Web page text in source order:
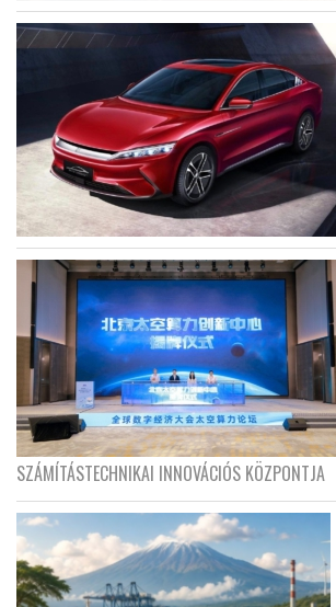
SZÁMÍTÁSTECHNIKAI INNOVÁCIÓS KÖZPONTJA